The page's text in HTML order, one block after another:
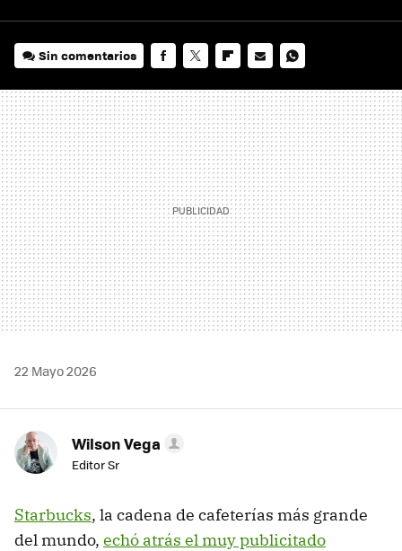
Sin comentarios
MAIL
22 Mayo 2026
Wilson Vega
Editor Sr
Starbucks, la cadena de cafeterías más grande
del mundo, echó atrás el muy publicitado